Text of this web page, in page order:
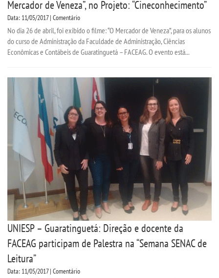
Mercador de Veneza”, no Projeto: “Cineconhecimento”
Data: 11/05/2017 | Comentário
No dia 26 de abril, foi exibido o filme: “O Mercador de Veneza”, para os alunos
do curso de Administração da Faculdade de Administração, Ciências
Econômicas e Contábeis de Guaratinguetá – FACEAG. O evento está...
UNIESP – Guaratinguetá: Direção e docente da
FACEAG participam de Palestra na “Semana SENAC de
Leitura”
Data: 11/05/2017 | Comentário